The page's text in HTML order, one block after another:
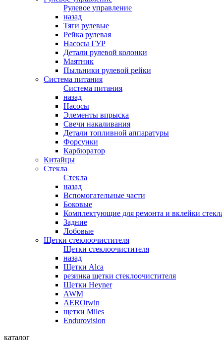
Рулевое управление
назад
Тяги рулевые
Рейка рулевая
Насосы ГУР
Детали рулевой колонки
Маятник
Пыльники рулевой рейки
Система питания
Система питания
назад
Насосы
Элементы впрыска
Свечи накаливания
Детали топливной аппаратуры
Форсунки
Карбюратор
Китайцы
Стекла
Стекла
назад
Вспомогательные части
Боковые
Комплектующие для ремонта и вклейки
Задние
Лобовые
Щетки стеклоочистителя
Щетки стеклоочистителя
назад
Щетки Alca
резинка щетки стеклоочистителя
Щетки Heyner
AWM
AEROtwin
щетки Miles
Endurovision
каталог